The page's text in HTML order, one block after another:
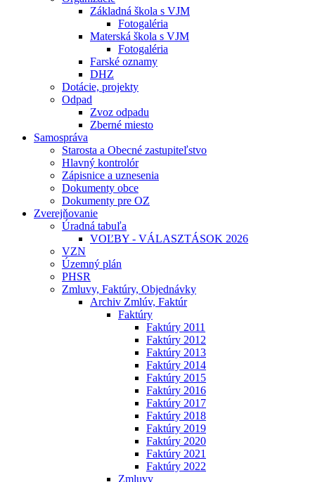
Základná škola s VJM
Fotogaléria
Materská škola s VJM
Fotogaléria
Farské oznamy
DHZ
Dotácie, projekty
Odpad
Zvoz odpadu
Zberné miesto
Samospráva
Starosta a Obecné zastupiteľstvo
Hlavný kontrolór
Zápisnice a uznesenia
Dokumenty obce
Dokumenty pre OZ
Zverejňovanie
Úradná tabuľa
VOĽBY - VÁLASZTÁSOK 2026
VZN
Územný plán
PHSR
Zmluvy, Faktúry, Objednávky
Archiv Zmlúv, Faktúr
Faktúry
Faktúry 2011
Faktúry 2012
Faktúry 2013
Faktúry 2014
Faktúry 2015
Faktúry 2016
Faktúry 2017
Faktúry 2018
Faktúry 2019
Faktúry 2020
Faktúry 2021
Faktúry 2022
Zmluvy